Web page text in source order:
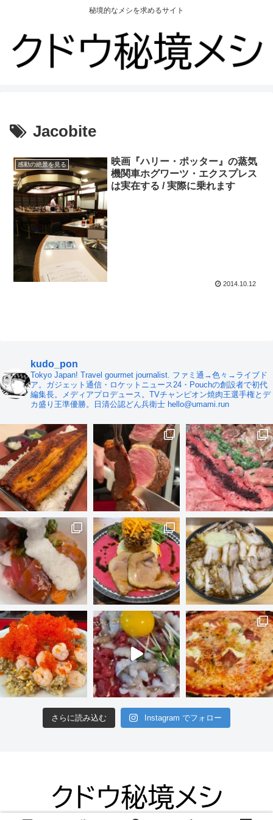
秘境的なメシを求めるサイト
Jacobite
感動の絶景を見る
映画『ハリー・ポッター』の蒸気
機関車ホグワーツ・エクスプレス
は実在する / 実際に乗れます
2014.10.12
kudo_pon
Tokyo Japan! Travel gourmet journalist. ファミ通→色々→ライブド
ア。ガジェット通信・ロケットニュース24・Pouchの創設者で初代
編集長。メディアプロデュース。TVチャンピオン焼肉王選手権とデ
カ盛り王準優勝。日清公認どん兵衛士 hello@umami.run
さらに読み込む Instagram でフォロー